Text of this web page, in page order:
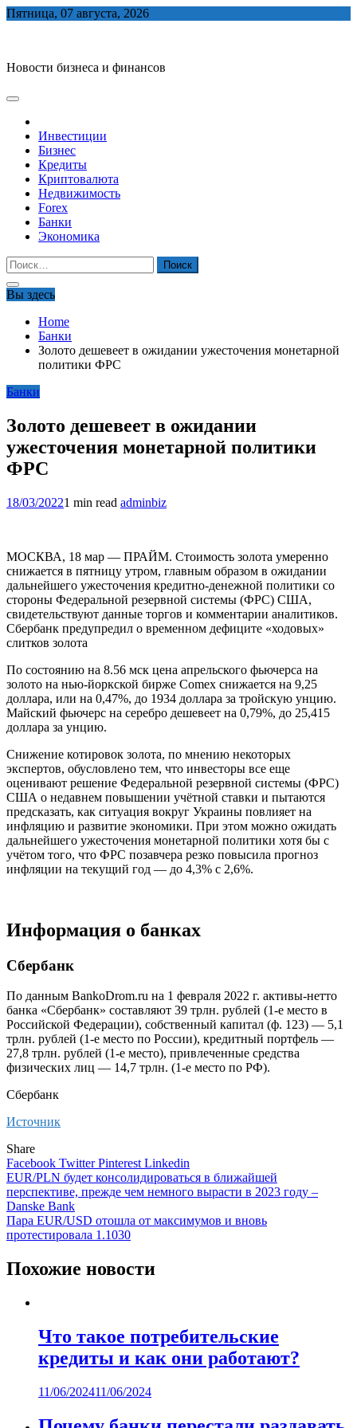
Skip
Пятница, 07 августа, 2026
Новости бизнеса и финансов
Инвестиции
Бизнес
Кредиты
Криптовалюта
Недвижимость
Forex
Банки
Экономика
Найти:
Вы здесь
Home
Банки
Золото дешевеет в ожидании ужесточения монетарной
политики ФРС
Банки
Золото дешевеет в ожидании
ужесточения монетарной политики
ФРС
18/03/20221 min read adminbiz
МОСКВА, 18 мар — ПРАЙМ. Стоимость золота умеренно
снижается в пятницу утром, главным образом в ожидании
дальнейшего ужесточения кредитно-денежной политики со
стороны Федеральной резервной системы (ФРС) США,
свидетельствуют данные торгов и комментарии аналитиков.
Сбербанк предупредил о временном дефиците «ходовых»
слитков золота
По состоянию на 8.56 мск цена апрельского фьючерса на
золото на нью-йоркской бирже Comex снижается на 9,25
доллара, или на 0,47%, до 1934 доллара за тройскую унцию.
Майский фьючерс на серебро дешевеет на 0,79%, до 25,415
доллара за унцию.
Снижение котировок золота, по мнению некоторых
экспертов, обусловлено тем, что инвесторы все еще
оценивают решение Федеральной резервной системы (ФРС)
США о недавнем повышении учётной ставки и пытаются
предсказать, как ситуация вокруг Украины повлияет на
инфляцию и развитие экономики. При этом можно ожидать
дальнейшего ужесточения монетарной политики хотя бы с
учётом того, что ФРС позавчера резко повысила прогноз
инфляции на текущий год — до 4,3% с 2,6%.
Информация о банках
Сбербанк
По данным BankoDrom.ru на 1 февраля 2022 г. активы-нетто
банка «Сбербанк» составляют 39 трлн. рублей (1-е место в
Российской Федерации), собственный капитал (ф. 123) — 5,1
трлн. рублей (1-е место по России), кредитный портфель —
27,8 трлн. рублей (1-е место), привлеченные средства
физических лиц — 14,7 трлн. (1-е место по РФ).
Сбербанк
Источник
Share
Facebook TwitterPinterest Linkedin
Навигация
по
записям
EUR/PLN будет консолидироваться в ближайшей
перспективе, прежде чем немного вырасти в 2023 году –
Danske Bank
Пара EUR/USD отошла от максимумов и вновь
протестировала 1.1030
Похожие новости
Что такое потребительские
кредиты и как они работают?
11/06/202411/06/2024